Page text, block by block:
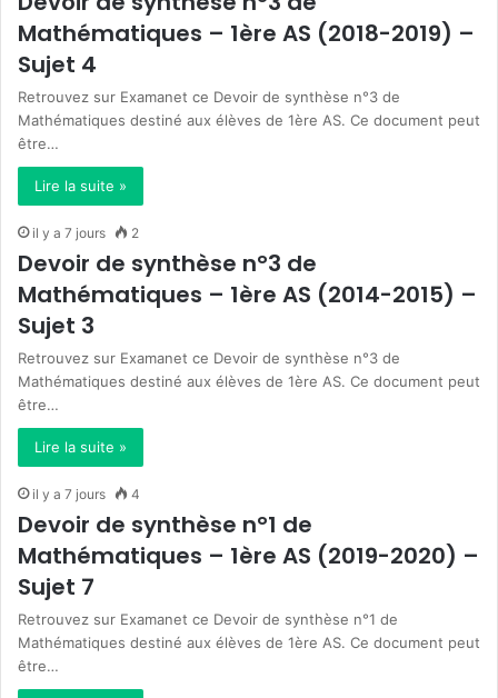
Mathématiques – 1ère AS (2018-2019) –
Sujet 4
Retrouvez sur Examanet ce Devoir de synthèse n°3 de
Mathématiques destiné aux élèves de 1ère AS. Ce document peut
être…
Lire la suite »
il y a 7 jours 2
Devoir de synthèse n°3 de
Mathématiques – 1ère AS (2014-2015) –
Sujet 3
Retrouvez sur Examanet ce Devoir de synthèse n°3 de
Mathématiques destiné aux élèves de 1ère AS. Ce document peut
être…
Lire la suite »
il y a 7 jours 4
Devoir de synthèse n°1 de
Mathématiques – 1ère AS (2019-2020) –
Sujet 7
Retrouvez sur Examanet ce Devoir de synthèse n°1 de
Mathématiques destiné aux élèves de 1ère AS. Ce document peut
être…